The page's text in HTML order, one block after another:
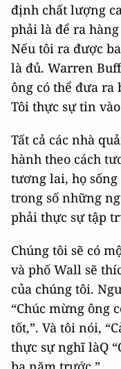
định chất lượng
phải là để ra
Nếu tôi ra được
là đủ. Warren
ông có thể đưa
Tôi thực sự tin
Tất cả các nhà
hành theo cách
tương lai, họ
trong số những
phải thực sự tập
Chúng tôi sẽ có
và phố Wall sẽ
của chúng tôi.
“Chúc mừng ông
tốt,”. Và tôi nói,
thực sự nghĩ làQ